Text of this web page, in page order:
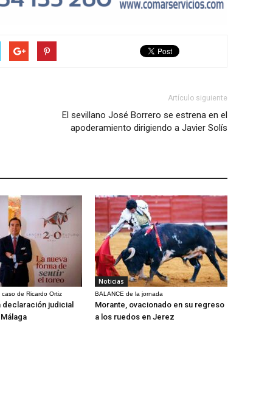
Artículo siguiente
El sevillano José Borrero se estrena en el
apoderamiento dirigiendo a Javier Solís
de Ricardo Ortiz
declaración judicial
Noticias
BALANCE de la jornada
Morante, ovacionado en su regreso
a los ruedos en Jerez